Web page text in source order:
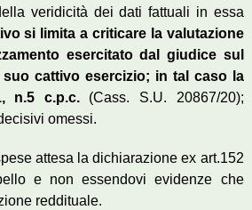
veridicità dei dati fattuali in essa
si limita a criticare la valutazione
esercitato dal giudice sul
cattivo esercizio; in tal caso la
n.5 c.p.c.(Cass. S.U. 20867/20);
omessi.
attesa la dichiarazione ex art.152
e non essendovi evidenze che
reddituale.